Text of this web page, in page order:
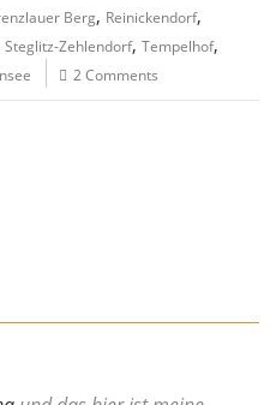
Berg, Reinickendorf,
Steglitz-Zehlendorf,Tempelhof,
2 Comments